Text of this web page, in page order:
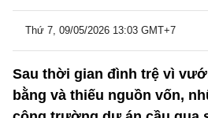
Thứ 7, 09/05/2026 13:03 GMT+7
Sau thời gian đình trệ vì
bằng và thiếu nguồn vốn,